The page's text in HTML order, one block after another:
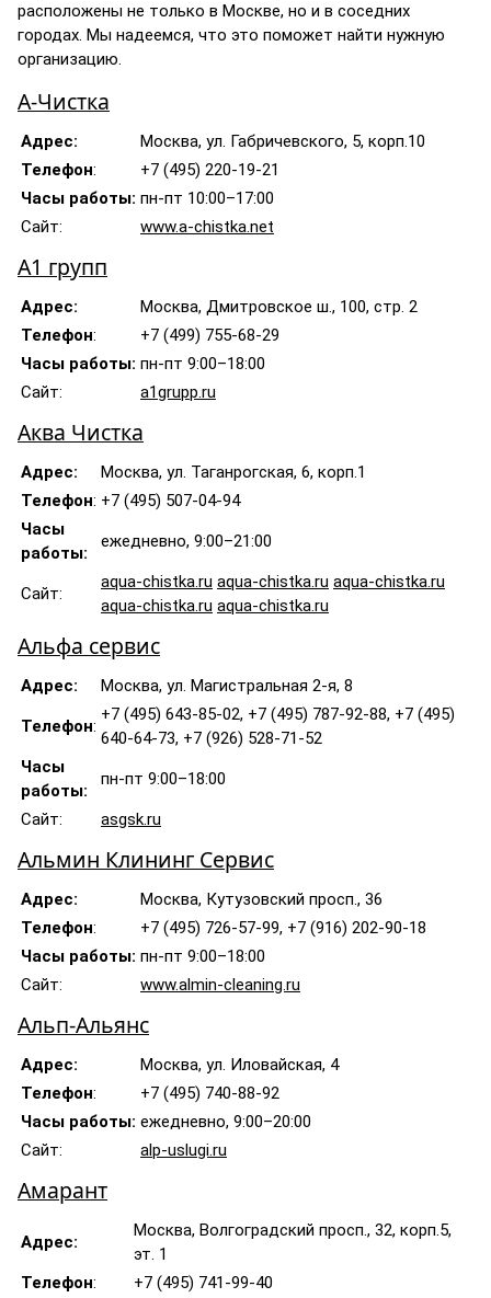
расположены не только в Москве, но и в соседних
городах. Мы надеемся, что это поможет найти нужную
организацию.
А-Чистка
Адрес:
Москва, ул. Габричевского, 5, корп.10
Телефон:
+7 (495) 220-19-21
Часы работы: пн-пт 10:00–17:00
Сайт:
www.a-chistka.net
А1 групп
Адрес:
Москва, Дмитровское ш., 100, стр. 2
Телефон:
+7 (499) 755-68-29
Часы работы: пн-пт 9:00–18:00
Сайт:
a1grupp.ru
Аква Чистка
Адрес:
Москва, ул. Таганрогская, 6, корп.1
Телефон: +7 (495) 507-04-94
Часы
работы:
ежедневно, 9:00–21:00
Сайт:
aqua-chistka.ru aqua-chistka.ru aqua-chistka.ru
aqua-chistka.ru aqua-chistka.ru
Альфа сервис
Адрес: Москва, ул. Магистральная 2-я, 8
Телефон:
+7 (495) 643-85-02, +7 (495) 787-92-88, +7 (495)
640-64-73, +7 (926) 528-71-52
Часы
работы:
пн-пт 9:00–18:00
Сайт: asgsk.ru
Альмин Клининг Сервис
Адрес:
Москва, Кутузовский просп., 36
Телефон:
+7 (495) 726-57-99, +7 (916) 202-90-18
Часы работы: пн-пт 9:00–18:00
Сайт:
www.almin-cleaning.ru
Альп-Альянс
Адрес:
Москва, ул. Иловайская, 4
Телефон:
+7 (495) 740-88-92
Часы работы: ежедневно, 9:00–20:00
Сайт:
alp-uslugi.ru
Амарант
Адрес:
Москва, Волгоградский просп., 32, корп.5,
эт. 1
Телефон: +7 (495) 741-99-40